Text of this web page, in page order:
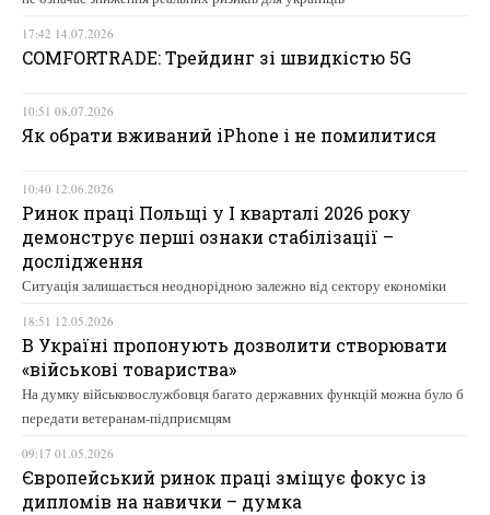
17:42 14.07.2026
COMFORTRADE: Трейдинг зі швидкістю 5G
10:51 08.07.2026
Як обрати вживаний iPhone і не помилитися
10:40 12.06.2026
Ринок праці Польщі у І кварталі 2026 року
демонструє перші ознаки стабілізації –
дослідження
Ситуація залишається неоднорідною залежно від сектору економіки
18:51 12.05.2026
В Україні пропонують дозволити створювати
«військові товариства»
На думку військовослужбовця багато державних функцій можна було б
передати ветеранам-підприємцям
09:17 01.05.2026
Європейський ринок праці зміщує фокус із
дипломів на навички – думка